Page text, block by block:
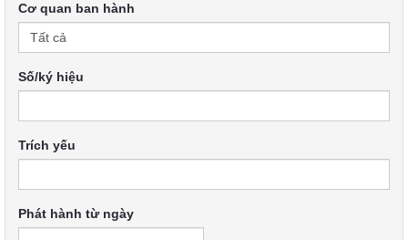
Cơ quan ban hành
Số/ký hiệu
Trích yếu
Phát hành từ ngày